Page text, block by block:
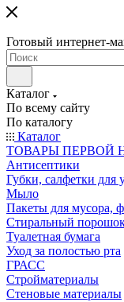
Готовый интернет-
Каталог
По всему сайту
По каталогу
Каталог
ТОВАРЫ ПЕРВОЙ
Антисептики
Губки, салфетки для
Мыло
Пакеты для мусора,
Стиральный
Туалетная бумага
Уход за полостью рта
ГРАСС
Стройматериалы
Стеновые материалы